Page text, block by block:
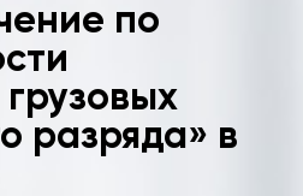
по
разряда» в